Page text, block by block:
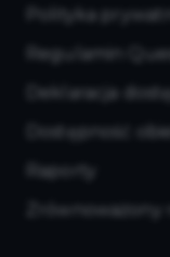
Polityka
Regulamin
Deklaracja
Dostępność
Raporty